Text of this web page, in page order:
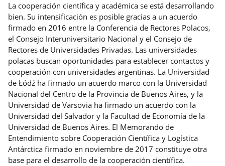
La cooperación científica y académica se está desarrollando
bien. Su intensificación es posible gracias a un acuerdo
firmado en 2016 entre la Conferencia de Rectores Polacos,
el Consejo Interuniversitario Nacional y el Consejo de
Rectores de Universidades Privadas. Las universidades
polacas buscan oportunidades para establecer contactos y
cooperación con universidades argentinas. La Universidad
de Łódź ha firmado un acuerdo marco con la Universidad
Nacional del Centro de la Provincia de Buenos Aires, y la
Universidad de Varsovia ha firmado un acuerdo con la
Universidad del Salvador y la Facultad de Economía de la
Universidad de Buenos Aires. El Memorando de
Entendimiento sobre Cooperación Científica y Logística
Antárctica firmado en noviembre de 2017 constituye otra
base para el desarrollo de la cooperación científica.